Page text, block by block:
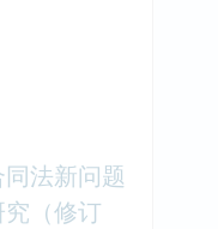
同法新问题
究（修订